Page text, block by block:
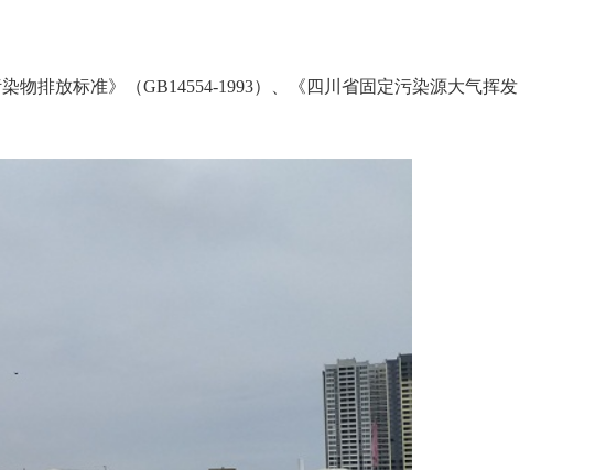
物排放标准》（GB14554-1993）、《四川省固定污染源大气挥发